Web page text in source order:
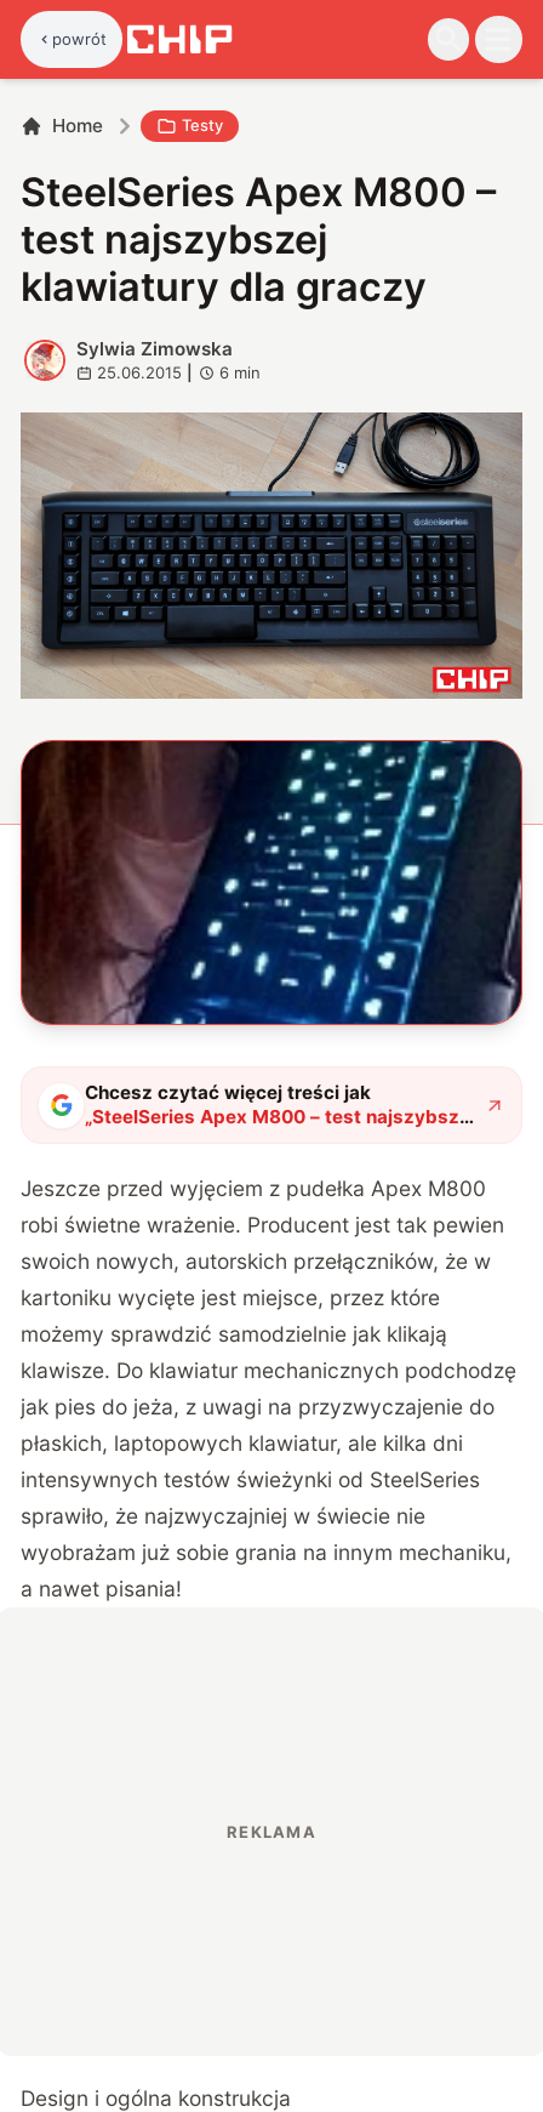
powrót
Home Testy
SteelSeries Apex M800 –
test najszybszej
klawiatury dla graczy
S
Sylwia Zimowska
25.06.2015 6 min
Chcesz czytać więcej treści jak
„SteelSeries Apex M800 – test najszybszej
klawiatury dla graczy"?
Jeszcze przed wyjęciem z pudełka Apex M800
robi świetne wrażenie. Producent jest tak pewien
swoich nowych, autorskich przełączników, że w
kartoniku wycięte jest miejsce, przez które
możemy sprawdzić samodzielnie jak klikają
klawisze. Do klawiatur mechanicznych podchodzę
jak pies do jeża, z uwagi na przyzwyczajenie do
płaskich, laptopowych klawiatur, ale kilka dni
intensywnych testów świeżynki od SteelSeries
sprawiło, że najzwyczajniej w świecie nie
wyobrażam już sobie grania na innym mechaniku,
a nawet pisania!
Design i ogólna konstrukcja